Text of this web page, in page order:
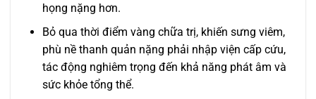
họng nặng hơn.
Bỏ qua thời điểm vàng chữa trị, khiến sưng viêm,
phù nề thanh quản nặng phải nhập viện cấp cứu,
tác động nghiêm trọng đến khả năng phát âm và
sức khỏe tổng thể.